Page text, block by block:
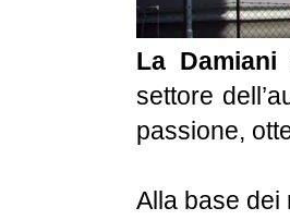
La
settore
passione,
Alla base dei